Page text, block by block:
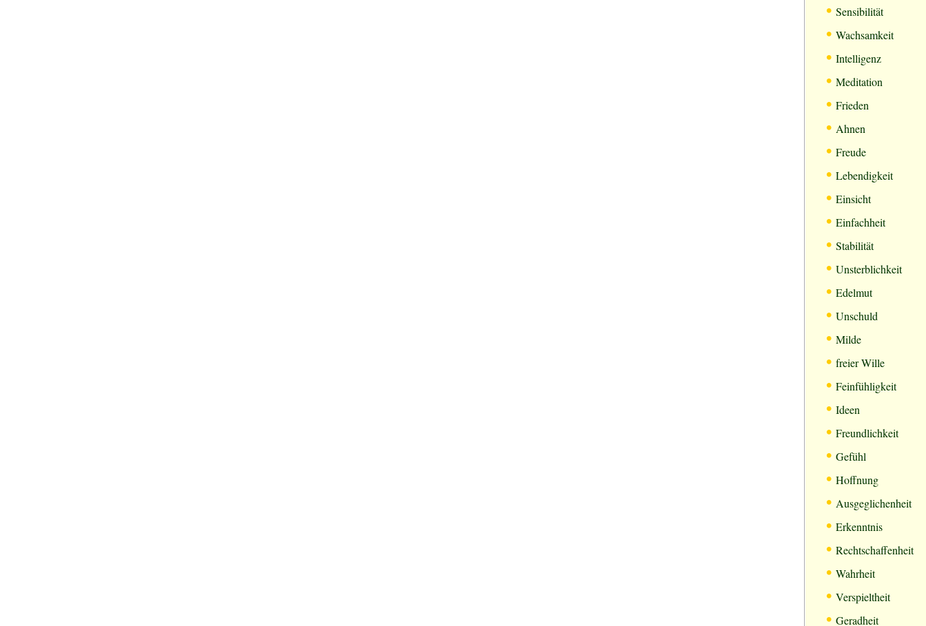
• Sensibilität
• Wachsamkeit
• Intelligenz
• Meditation
• Frieden
• Ahnen
• Freude
• Lebendigkeit
• Einsicht
• Einfachheit
• Stabilität
• Unsterblichkeit
• Edelmut
• Unschuld
• Milde
• freier Wille
• Feinfühligkeit
• Ideen
• Freundlichkeit
• Gefühl
• Hoffnung
• Ausgeglichenheit
• Erkenntnis
• Rechtschaffenheit
• Wahrheit
• Verspieltheit
• Geradheit